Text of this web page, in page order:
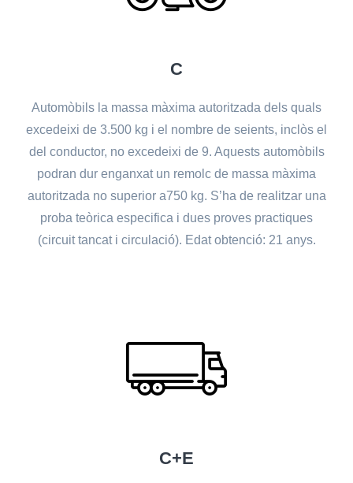
C
Automòbils la massa màxima autoritzada dels quals
excedeixi de 3.500 kg i el nombre de seients, inclòs el
del conductor, no excedeixi de 9. Aquests automòbils
podran dur enganxat un remolc de massa màxima
autoritzada no superior a750 kg. S’ha de realitzar una
proba teòrica especifica i dues proves practiques
(circuit tancat i circulació). Edat obtenció: 21 anys.
C+E